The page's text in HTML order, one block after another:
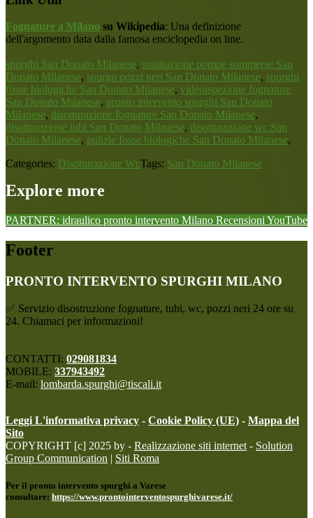
Fognature a Milano su Wikipedia: Una definizione
dell'argomento data dalla famosa enciclopedia on line.
spurghi San Donato Milanese, sostituzione pompe sommerse San
Donato Milanese, spurgo pozzi neri San Donato Milanese, spurghi
fosse biologiche San Donato Milanese, videoispezione fognature
San Donato Milanese, pronto intervento spurghi San Donato
Milanese, disotturazione fognature San Donato Milanese,
disotturazione tubi San Donato Milanese, disotturazione wc San
Donato Milanese, pulizie fosse biologiche San Donato Milanese,
Categories: Disotturazione WcTags: San Donato Milanese
Explore more
PARTNER: idraulico pronto intervento Milano Recensioni YouTube
Footer
PRONTO INTERVENTO SPURGHI MILANO
✅ Servizio disostruzione fognature, tubi, wc, pozzi neri 24 ore su
24. Chiamaci per informazioni!
CONTATTI: 029081834
MOBILE: 337943492
E-mail: lombarda.spurghi@tiscali.it
Leggi L'informativa privacy - Cookie Policy (UE) - Mappa del
Sito
COPYRIGHT [c] 2025 by - Realizzazione siti internet - Solution
Group Communication | Siti Roma
Per il pronto intervento spurghi a Varese
consultare: https://www.prontointerventospurghivarese.it/